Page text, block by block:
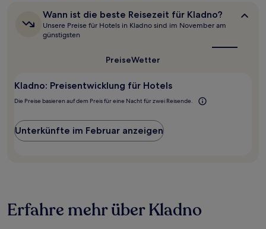
zusätzliche
Bedingungen
Wann
ist
die
beste
Wann ist die beste Reisezeit für Kladno?
Unsere Preise für Hotels in Kladno sind im November am
günstigsten
PreiseWetter
Kladno: Preisentwicklung für Hotels
Die Preise basieren auf dem Preis für eine Nacht für zwei Reisende.
Unterkünfte im Februar anzeigen
Erfahre mehr über Kladno